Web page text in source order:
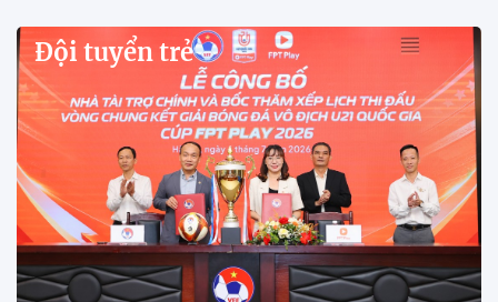
Xã Hùng Châu tưng bừng khai mạc giải bóng đá
truyền thống lần thứ VI
Giải bóng đá truyền thống xã Hùng Châu lần thứ VI
chính thức khởi tranh với sự tham gia của 14 đội
bóng, hứa hẹn mang đến những trận cầu hấp dẫn.
HLV Kim Sang Sik: "ĐT Việt Nam sẽ tung đội
hình mạnh nhất trước Campuchia"